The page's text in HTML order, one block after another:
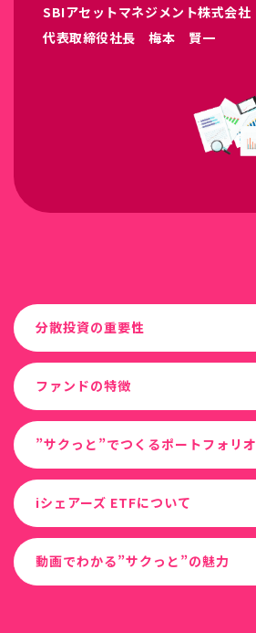
SBIアセットマネジメント株式会社
代表取締役社長 梅本 賢一
分散投資の重要性
ファンドの特徴
”サクっと”でつくるポートフォリオ
iシェアーズ ETFについて
動画でわかる”サクっと”の魅力